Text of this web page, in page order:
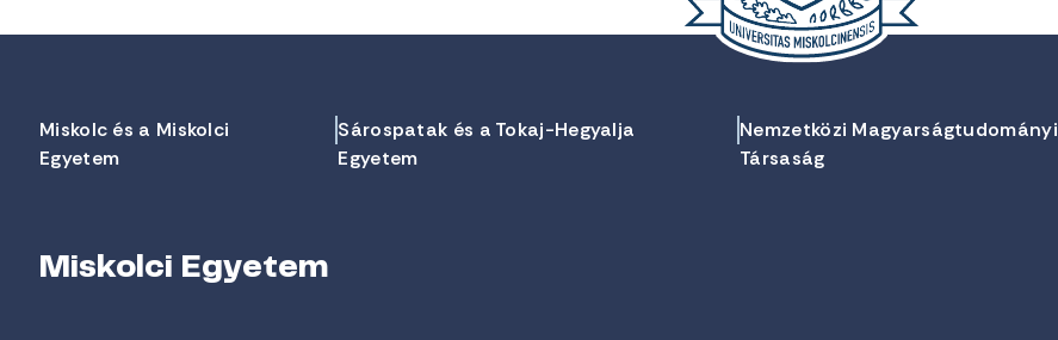
Miskolc és a Miskolci
Egyetem
Sárospatak és a Tokaj-Hegyalja
Egyetem
Nemzetközi Magyarságtudományi
Társaság
Miskolci Egyetem